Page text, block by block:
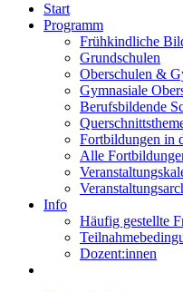
Start
Programm
Frühkindliche
Grundschulen
Oberschulen &
Gymnasiale
Berufsbildende
Fortbildungen in
Alle
Info
Häufig gestellte
Dozent:innen